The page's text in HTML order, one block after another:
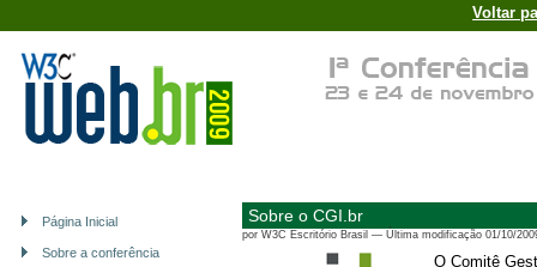
Voltar
Página Inicial
Sobre a conferência
Sobre o CGI.br
por W3C Escritório Brasil — Última modificação 01/10/
O Comitê